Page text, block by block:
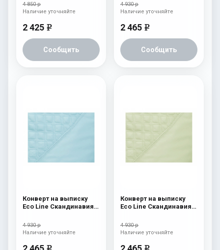
4 850 р
2 425 e
Сообщить
Наличие уточняйте
4 930 р
2 465 e
Сообщить
Наличие уточняйте
Конверт на выписку
Eco Line Скандинавия
4 930 р
e
Наличие уточняйте
Конверт на выписку
Eco Line Скандинавия
4 930 р
e
Наличие уточняйте